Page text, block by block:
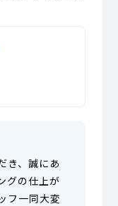
き、誠にあ
グの仕上が
フ一同大変